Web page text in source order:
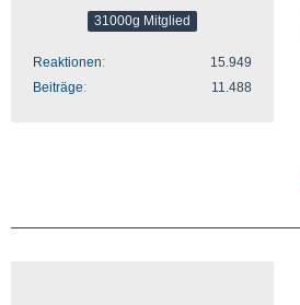
31000g Mitglied
Reaktionen
15.949
Beiträge
11.488